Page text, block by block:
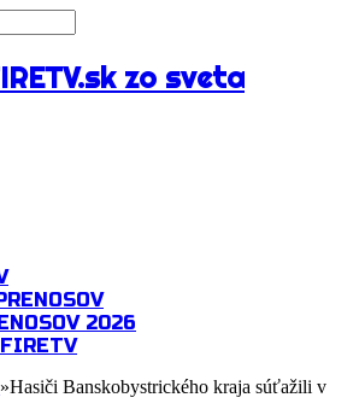
zo sveta
2026
»Hasiči Banskobystrického kraja súťažili v